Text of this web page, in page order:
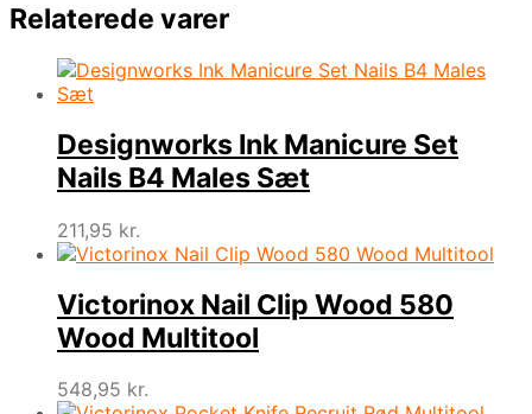
Relaterede varer
Designworks Ink Manicure Set
Nails B4 Males Sæt
211,95 kr.
Victorinox Nail Clip Wood 580
Wood Multitool
548,95 kr.